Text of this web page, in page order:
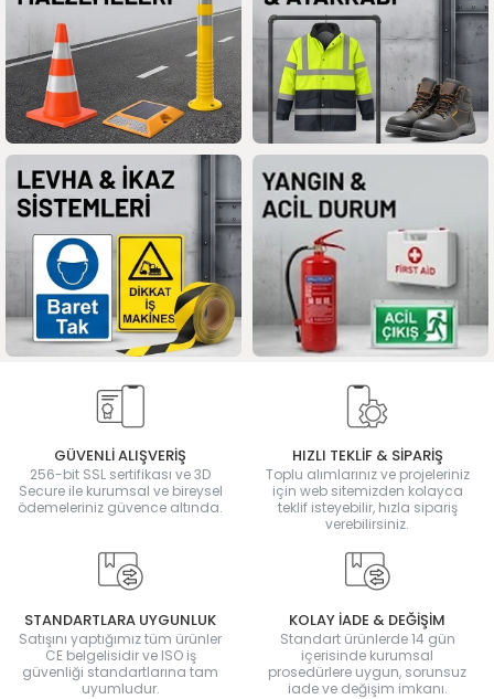
GÜVENLİ ALIŞVERİŞ
256-bit SSL sertifikası ve 3D
Secure ile kurumsal ve bireysel
ödemeleriniz güvence altında.
HIZLI TEKLİF & SİPARİŞ
Toplu alımlarınız ve projeleriniz
için web sitemizden kolayca
teklif isteyebilir, hızla sipariş
verebilirsiniz.
STANDARTLARA UYGUNLUK
Satışını yaptığımız tüm ürünler
CE belgelisidir ve ISO iş
güvenliği standartlarına tam
uyumludur.
KOLAY İADE & DEĞİŞİM
Standart ürünlerde 14 gün
içerisinde kurumsal
prosedürlere uygun, sorunsuz
iade ve değişim imkanı.